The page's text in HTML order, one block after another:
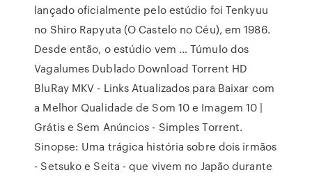
lançado oficialmente pelo estúdio foi Tenkyuu
no Shiro Rapyuta (O Castelo no Céu), em 1986.
Desde então, o estúdio vem … Túmulo dos
Vagalumes Dublado Download Torrent HD
BluRay MKV - Links Atualizados para Baixar com
a Melhor Qualidade de Som 10 e Imagem 10 |
Grátis e Sem Anúncios - Simples Torrent.
Sinopse: Uma trágica história sobre dois irmãos
- Setsuko e Seita - que vivem no Japão durante